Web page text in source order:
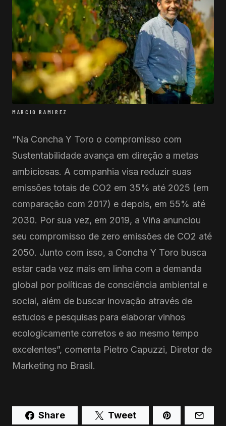
MARCIO RAMIREZ
“Na Concha Y Toro o compromisso com
Sustentabilidade avança em direção a metas
ambiciosas. A companhia visa reduzir suas
emissões totais de CO2 em 35% até 2025 (em
comparação com 2017) e depois, em 55% até
2030. Por sua vez, em 2019, a Viña anunciou
seu compromisso de zero emissões de CO2 até
2050. Junto com isso, a Concha Y Toro busca
estar cada vez mais em linha com a demanda
global por políticas de consciência ambiental e
social, além de buscar inovação através de
estudos e pesquisas para elaborar vinhos
ecologicamente corretos e ao mesmo tempo
excelentes”, comenta Pietro Capuzzi, Diretor de
Marketing no Brasil.
Share Tweet